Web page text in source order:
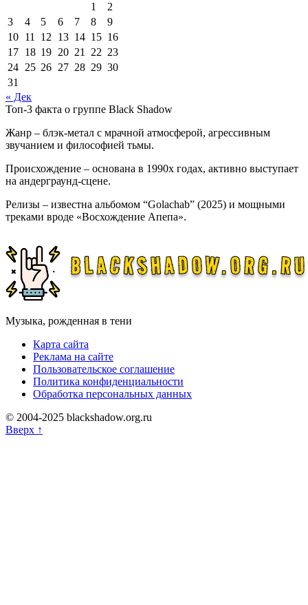
1
2
3
4 5 6 7 8
9
10 11 12 13 14 15 16
17 18 19 20 21 22 23
24 25 26 27 28 29 30
31
« Дек
Топ-3 факта о группе Black Shadow
Жанр – блэк-метал с мрачной атмосферой, агрессивным
звучанием и философией тьмы.
Происхождение – основана в 1990х годах, активно выступает
на андерграунд-сцене.
Релизы – известна альбомом “Golachab” (2025) и мощными
треками вроде «Восхождение Апепа».
Музыка, рожденная в тени
Карта сайта
Реклама на сайте
Пользовательское соглашение
Политика конфиденциальности
Обработка персональных данных
© 2004-2025 blackshadow.org.ru
Вверх ↑